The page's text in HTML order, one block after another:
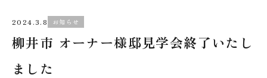
2024.3.8 お知らせ
柳井市 オーナー様邸見学会終了いたし
ました